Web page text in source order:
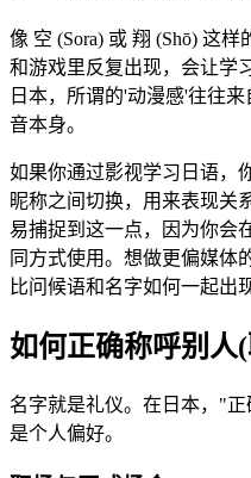
像 空 (Sora) 或 翔 (Shō) 这
和游戏里反复出现，会让学
日本，所谓的'动漫感'往往
音本身。
如果你通过影视学习日语，
昵称之间切换，用来表现关
易捕捉到这一点，因为你会
同方式使用。想做更偏媒体
比问候语和名字如何一起出
如何正确称呼别人
名字就是礼仪。在日本，"
是个人偏好。